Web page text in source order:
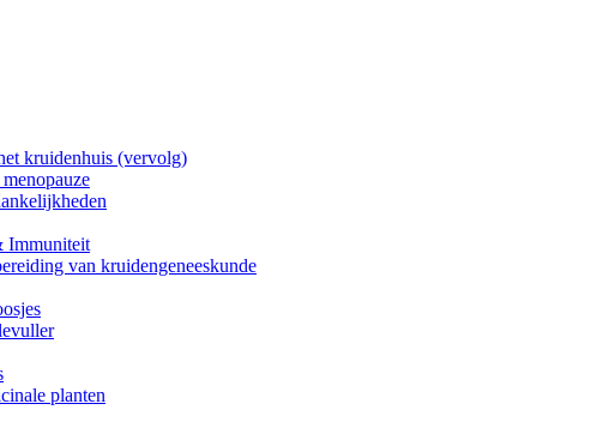
kruidenhuis (vervolg)
Immuniteit
van kruidengeneeskunde
planten